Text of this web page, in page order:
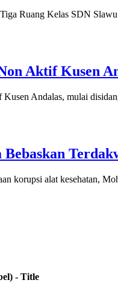
Ruang Kelas SDN
Aktif Kusen
Andalas, mulai
korupsi alat kesehatan,
- Title